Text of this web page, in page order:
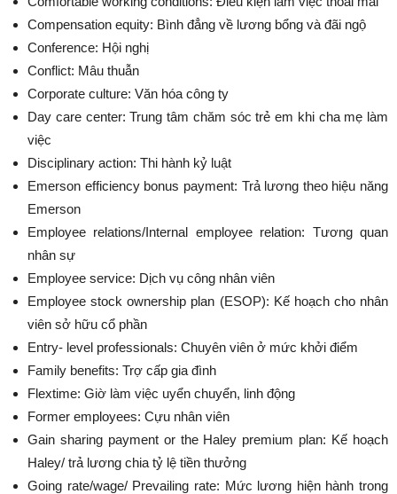
Compensation equity: Bình đẳng về lương bổng và đãi ngộ
Conference: Hội nghị
Conflict: Mâu thuẫn
Corporate culture: Văn hóa công ty
Day care center: Trung tâm chăm sóc trẻ em khi cha mẹ làm
việc
Disciplinary action: Thi hành kỷ luật
Emerson efficiency bonus payment: Trả lương theo hiệu năng
Emerson
Employee relations/Internal employee relation: Tương quan
nhân sự
Employee service: Dịch vụ công nhân viên
Employee stock ownership plan (ESOP): Kế hoạch cho nhân
viên sở hữu cổ phần
Entry- level professionals: Chuyên viên ở mức khởi điểm
Family benefits: Trợ cấp gia đình
Flextime: Giờ làm việc uyển chuyển, linh động
Former employees: Cựu nhân viên
Gain sharing payment or the Haley premium plan: Kế hoạch
Haley/ trả lương chia tỷ lệ tiền thưởng
Going rate/wage/ Prevailing rate: Mức lương hiện hành trong